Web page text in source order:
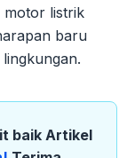
motor listrik
baru
baik Artikel